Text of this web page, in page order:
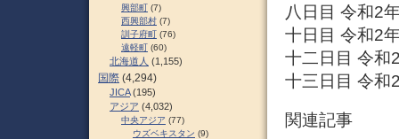
八日目 令和2
十日目 令和2
十二日目 令和
十三日目 令和
関連記事
興部町 (7)
西興部村 (7)
訓子府町 (76)
遠軽町 (60)
北海道人 (1,155)
国際 (4,294)
JICA(195)
アジア (4,032)
中央アジア (77)
ウズベキスタン (9)